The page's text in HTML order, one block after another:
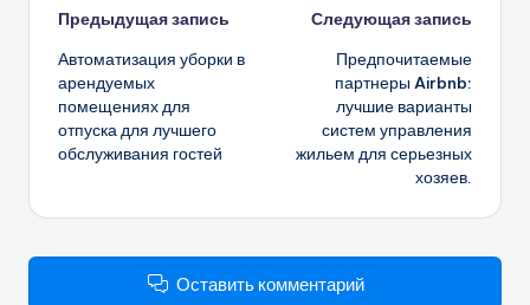
Навигация
записи
Предыдущая запись
Автоматизация уборки в
арендуемых
помещениях для
отпуска для лучшего
обслуживания гостей
Следующая запись
Предпочитаемые
партнеры Airbnb:
лучшие варианты
систем управления
жильем для серьезных
хозяев.
Оставить комментарий